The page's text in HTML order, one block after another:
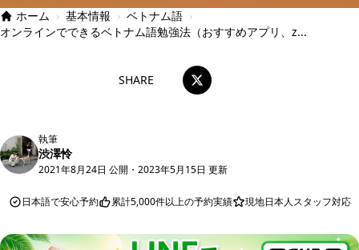
ホーム › 基本情報 › ベトナム語 ›
オンラインでできるベトナム語勉強法（おすすめアプリ、z...
SHARE
執筆
渋澤怜
2021年8月24日 公開 ・ 2023年5月15日 更新
日本語で安心予約 累計5,000件以上の予約実績 現地日本人スタッフ対応